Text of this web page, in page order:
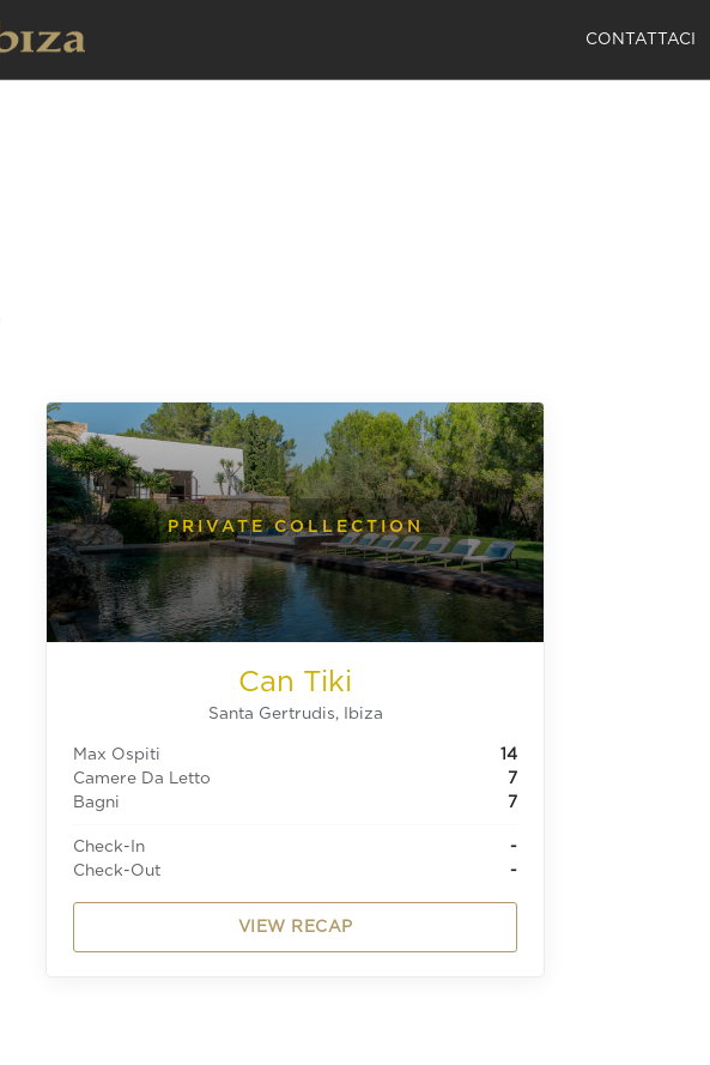
CONTATTACI
PRIVATE COLLECTION
Can Tiki
Santa Gertrudis, Ibiza
Max Ospiti
14
Camere Da Letto
7
Bagni
7
Check-In
-
Check-Out
-
VIEW RECAP